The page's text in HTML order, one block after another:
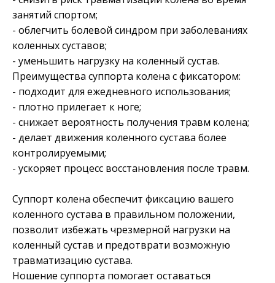
занятий спортом;
- облегчить болевой синдром при заболеваниях
коленных суставов;
- уменьшить нагрузку на коленный сустав.
Преимущества суппорта колена с фиксатором:
- подходит для ежедневного использования;
- плотно прилегает к ноге;
- снижает вероятность получения травм колена;
- делает движения коленного сустава более
контролируемыми;
- ускоряет процесс восстановления после травм.
Суппорт колена обеспечит фиксацию вашего
коленного сустава в правильном положении,
позволит избежать чрезмерной нагрузки на
коленный сустав и предотврати возможную
травматизацию сустава.
Ношение суппорта помогает оставаться